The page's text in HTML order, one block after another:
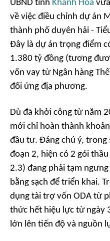
UBND tỉnh Khánh Hòa
về việc điều chỉnh dự án
thành phố duyên hải -
Đây là dự án trọng điểm
1.380 tỷ đồng (tương
vốn vay từ Ngân hàng
đối ứng địa phương.
Dù đã khởi công từ năm
mới chỉ hoàn thành
đầu tư. Đáng chú ý, trong
đoạn 2, hiện có 2 gói
2.3) đang phải tạm
bằng sạch để triển khai.
dụng tài trợ vốn ODA từ
thức hết hiệu lực từ ngày
lớn lên tiến độ và nguồn